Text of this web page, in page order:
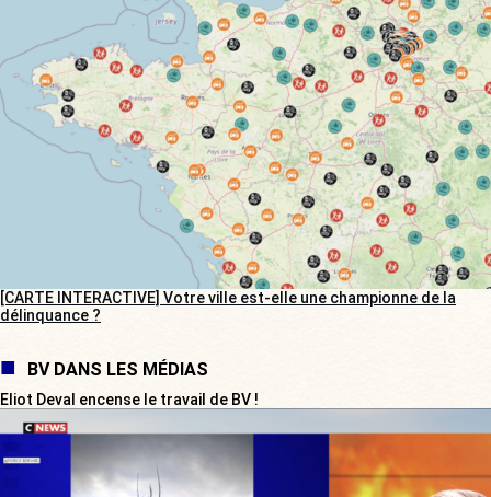
[CARTE INTERACTIVE] Votre ville est-elle une championne de la
délinquance ?
BV DANS LES MÉDIAS
Eliot Deval encense le travail de BV !